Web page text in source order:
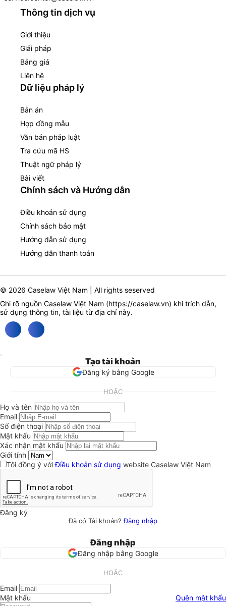
Thông tin dịch vụ
Giới thiệu
Giải pháp
Bảng giá
Liên hệ
Dữ liệu pháp lý
Bản án
Hợp đồng mẫu
Văn bản pháp luật
Tra cứu mã HS
Thuật ngữ pháp lý
Bài viết
Chính sách và Hướng dẫn
Điều khoản sử dụng
Chính sách bảo mật
Hướng dẫn sử dụng
Hướng dẫn thanh toán
© 2026 Caselaw Việt Nam | All rights seserved
Ghi rõ nguồn Caselaw Việt Nam (https://caselaw.vn) khi trích dẫn,
sử dụng thông tin, tài liệu từ địa chỉ này.
Tạo tài khoản
Đăng ký bằng Google
HOẶC
Họ và tên
Email
Số điện thoại
Mật khẩu
Xác nhận mật khẩu
Giới tính
Tôi đồng ý vớiĐiều khoản sử dụng website Caselaw Việt Nam
Đăng ký
Đã có Tài khoản?Đăng nhập
Đăng nhập
Đăng nhập bằng Google
HOẶC
Email
Mật khẩu
Quên mật khẩu